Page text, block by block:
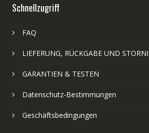
Schnellzugriff
FAQ
LIEFERUNG, RÜCKGABE UND
GARANTIEN & TESTEN
Datenschutz-Bestimmungen
Geschäftsbedingungen